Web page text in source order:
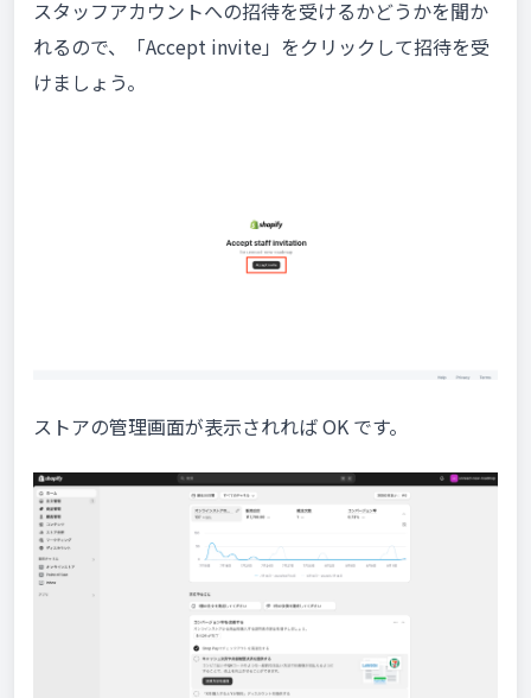
スタッフアカウントへの招待を受けるかどうかを聞か
れるので、「Accept invite」をクリックして招待を受
けましょう。
ストアの管理画面が表示されれば OK です。